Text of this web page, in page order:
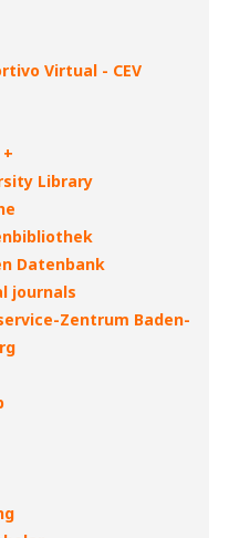
Virtual - CEV
Library
Datenbank
journals
Zentrum Baden-